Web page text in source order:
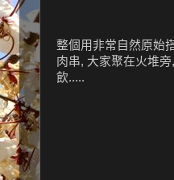
整個用非常自然原始
肉串, 大家聚在火堆
飲.....